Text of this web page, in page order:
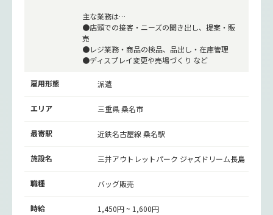
主な業務は…
●店頭での接客・ニーズの聞き出し、提案・販
売
●レジ業務・商品の検品、品出し・在庫管理
●ディスプレイ変更や売場づくり など
雇用形態 派遣
エリア 三重県 桑名市
最寄駅 近鉄名古屋線桑名駅
施設名 三井アウトレットパーク ジャズドリーム長島
職種 バッグ販売
時給
1,450円 ~ 1,600円